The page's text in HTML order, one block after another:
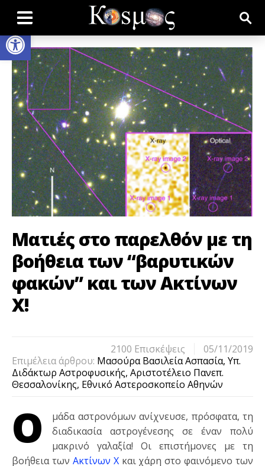
Open toolbar
Ματιές στο παρελθόν με τη
βοήθεια των “βαρυτικών
φακών” και των Ακτίνων
Χ!
05/11/2019
2100 Eπισκέψεις
Επιμέλεια άρθρου: Μασούρα Βασιλεία Ασπασία, Υπ.
Διδάκτωρ Αστροφυσικής, Αριστοτέλειο Πανεπ.
Θεσσαλονίκης, Εθνικό Αστεροσκοπείο Αθηνών
Ο
μάδα αστρονόμων ανίχνευσε, πρόσφατα, τη
διαδικασία αστρογένεσης σε έναν πολύ
μακρινό γαλαξία! Οι επιστήμονες με τη
βοήθεια των Ακτίνων Χκαι χάρη στο φαινόμενο των